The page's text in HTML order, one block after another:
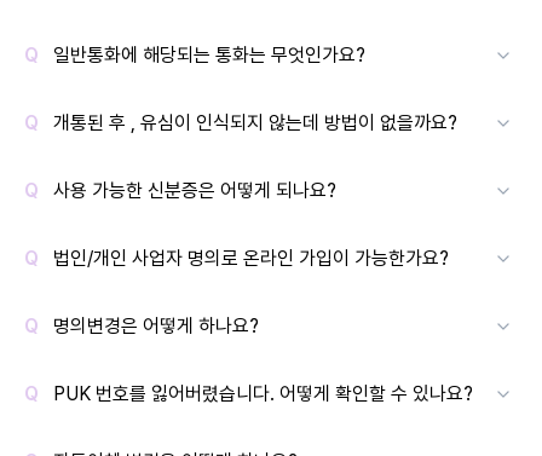
일반통화에 해당되는 통화는 무엇인가요?
개통된 후 , 유심이 인식되지 않는데 방법이 없을까요?
사용 가능한 신분증은 어떻게 되나요?
법인/개인 사업자 명의로 온라인 가입이 가능한가요?
명의변경은 어떻게 하나요?
PUK 번호를 잃어버렸습니다. 어떻게 확인할 수 있나요?